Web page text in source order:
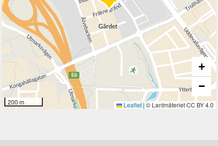
200 m
+
−
Leaflet| © Lantmäteriet CC BY 4.0